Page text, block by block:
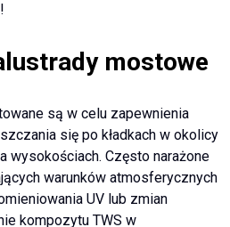
mostowe
są w celu zapewnienia
się po kładkach w okolicy
wysokościach. Często narażone
warunków atmosferycznych
UV lub zmian
kompozytu TWS w